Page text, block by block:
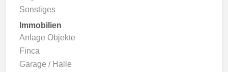
Sonstiges
Immobilien
Anlage Objekte
Finca
Garage / Halle